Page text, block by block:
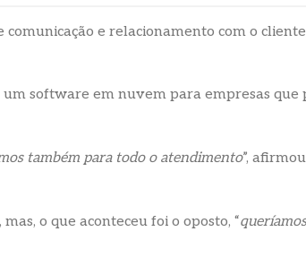
e relacionamento com o
software em nuvem para empresas que
também para todo o atendimento”,
o que aconteceu foi o oposto, “